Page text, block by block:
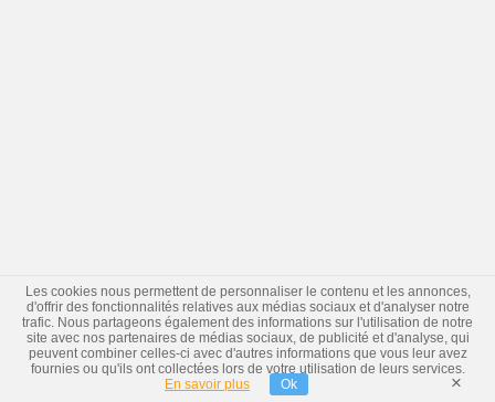
Les cookies nous permettent de personnaliser le contenu et les annonces,
d'offrir des fonctionnalités relatives aux médias sociaux et d'analyser notre
trafic. Nous partageons également des informations sur l'utilisation de notre
site avec nos partenaires de médias sociaux, de publicité et d'analyse, qui
peuvent combiner celles-ci avec d'autres informations que vous leur avez
fournies ou qu'ils ont collectées lors de votre utilisation de leurs services.
En savoir plus
Ok ×